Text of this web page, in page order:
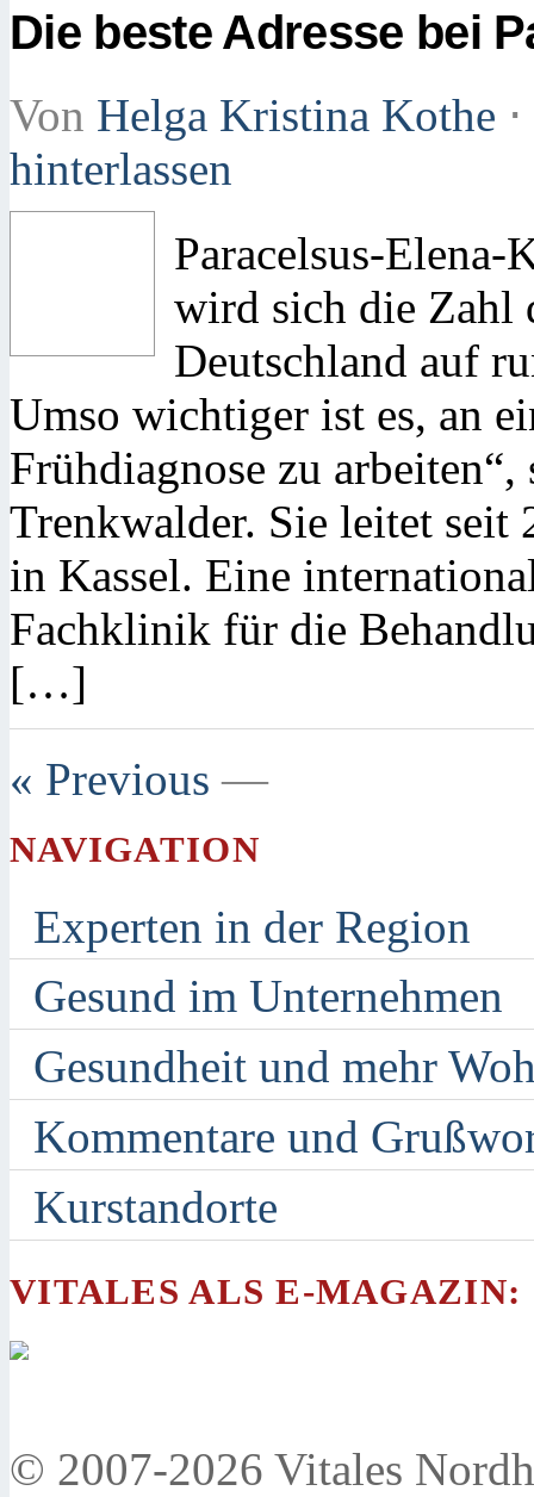
Die beste Adresse bei
Von Helga Kristina Kothe ⋅
hinterlassen
Paracelsus-
wird sich die Zahl
Deutschland auf
Umso wichtiger ist es, an
Frühdiagnose zu
Trenkwalder. Sie leitet seit
in Kassel. Eine
Fachklinik für die
[…]
« Previous —
NAVIGATION
Experten in der Region
Gesund im Unternehmen
Gesundheit und mehr
Kommentare und
Kurstandorte
VITALES ALS E-MAGAZIN:
© 2007-2026 Vitales